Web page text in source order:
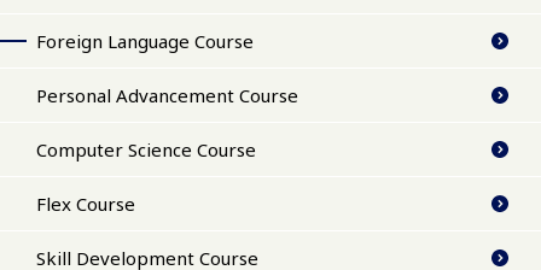
Foreign Language Course
Personal Advancement Course
Computer Science Course
Flex Course
Skill Development Course